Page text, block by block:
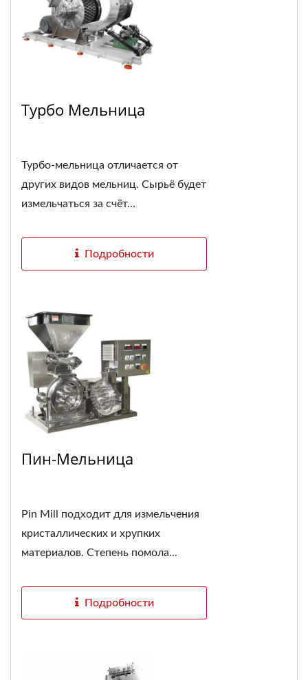
Турбо Мельница
Турбо-мельница отличается от
других видов мельниц. Сырьё будет
измельчаться за счёт...
Подробности
Пин-Мельница
Pin Mill подходит для измельчения
кристаллических и хрупких
материалов. Степень помола...
Подробности